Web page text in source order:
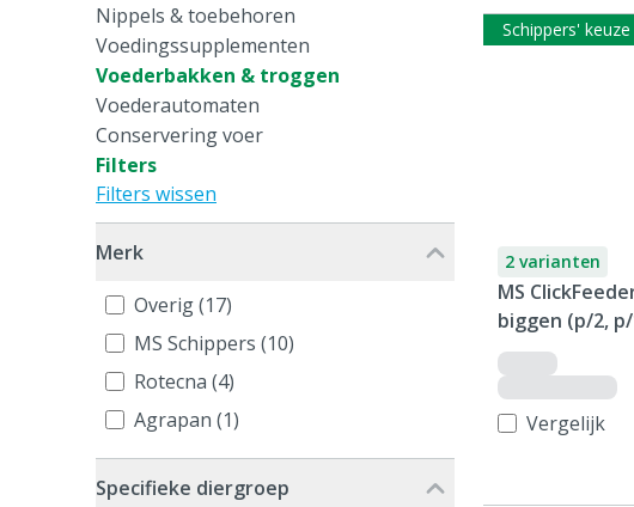
Nippels & toebehoren
Voedingssupplementen
Voederbakken & troggen
Voederautomaten
Conservering voer
Filters
Filters wissen
Merk
Overig (17)
MS Schippers (10)
Rotecna (4)
Agrapan (1)
Specifieke diergroep
Schippers' keuze
2 varianten
MS
biggen (p/2,
Vergelijk